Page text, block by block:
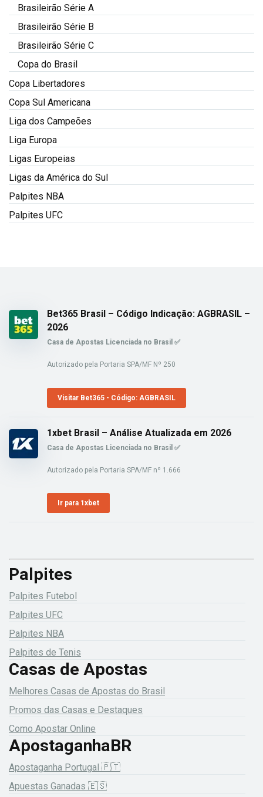
Brasileirão Série A
Brasileirão Série B
Brasileirão Série C
Copa do Brasil
Copa Libertadores
Copa Sul Americana
Liga dos Campeões
Liga Europa
Ligas Europeias
Ligas da América do Sul
Palpites NBA
Palpites UFC
Bet365 Brasil – Código Indicação: AGBRASIL –
2026
Casa de Apostas Licenciada no Brasil ✅
Autorizado pela Portaria SPA/MF Nº 250
Visitar Bet365 - Código: AGBRASIL
1xbet Brasil – Análise Atualizada em 2026
Casa de Apostas Licenciada no Brasil ✅
Autorizado pela Portaria SPA/MF nº 1.666
Ir para 1xbet
Palpites
Palpites Futebol
Palpites UFC
Palpites NBA
Palpites de Tenis
Casas de Apostas
Melhores Casas de Apostas do Brasil
Promos das Casas e Destaques
Como Apostar Online
ApostaganhaBR
Apostaganha Portugal 🇵🇹
Apuestas Ganadas 🇪🇸